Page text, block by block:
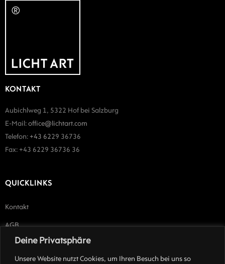
Deine Privatsphäre
Unsere Website nutzt Cookies, um Ihren Besuch bei uns so
KONTAKT
Aubichlweg 1, 5322 Hof bei Salzburg
E-Mail: office@lichtart.com
Telefon: +43 6229 36736
Fax: +43 6229 36736 36
QUICKLINKS
Kontakt
AGB
Impressum